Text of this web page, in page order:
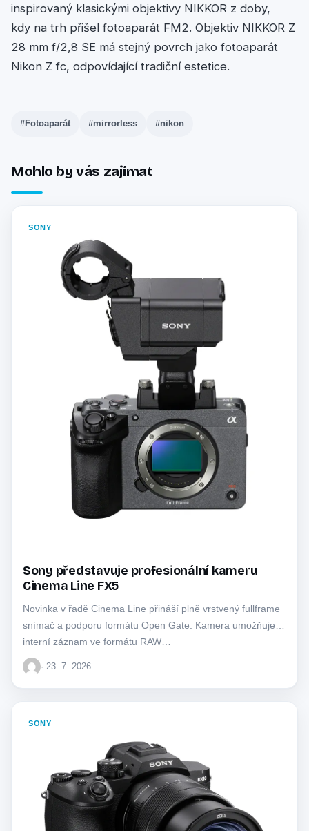
inspirovaný klasickými objektivy NIKKOR z doby,
kdy na trh přišel fotoaparát FM2. Objektiv NIKKOR Z
28 mm f/2,8 SE má stejný povrch jako fotoaparát
Nikon Z fc, odpovídající tradiční estetice.
#Fotoaparát #mirrorless #nikon
Mohlo by vás zajímat
SONY
Sony představuje profesionální kameru
Cinema Line FX5
Novinka v řadě Cinema Line přináší plně vrstvený fullframe
snímač a podporu formátu Open Gate. Kamera umožňuje
interní záznam ve formátu RAW…
· 23. 7. 2026
SONY